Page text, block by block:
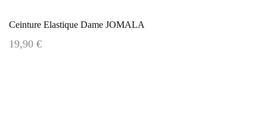
Ceinture Elastique Dame JOMALA
19,90 €